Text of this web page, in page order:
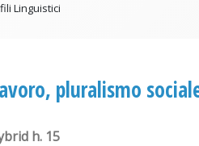
Linguistici
pluralismo
h. 15